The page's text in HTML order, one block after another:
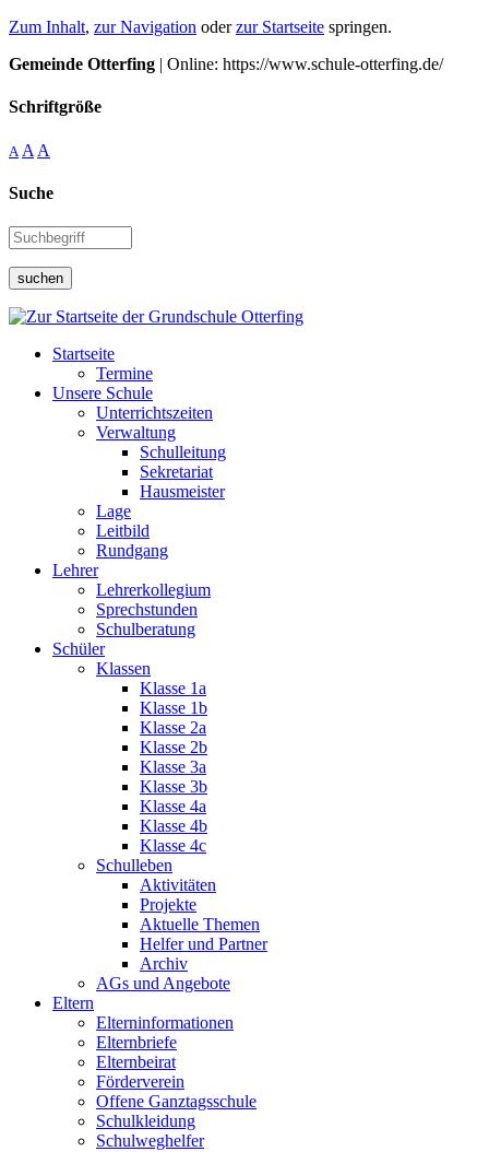
Zum Inhalt, zur Navigation oderzur Startseite springen.
Gemeinde Otterfing | Online: https://www.schule-otterfing.de/
Schriftgröße
A A A
Suche
suchen
Startseite
Termine
Unsere Schule
Unterrichtszeiten
Verwaltung
Schulleitung
Sekretariat
Hausmeister
Lage
Leitbild
Rundgang
Lehrer
Lehrerkollegium
Sprechstunden
Schulberatung
Schüler
Klassen
Klasse 1a
Klasse 1b
Klasse 2a
Klasse 2b
Klasse 3a
Klasse 3b
Klasse 4a
Klasse 4b
Klasse 4c
Schulleben
Aktivitäten
Projekte
Aktuelle Themen
Helfer und Partner
Archiv
AGs und Angebote
Eltern
Elterninformationen
Elternbriefe
Elternbeirat
Förderverein
Offene Ganztagsschule
Schulkleidung
Schulweghelfer